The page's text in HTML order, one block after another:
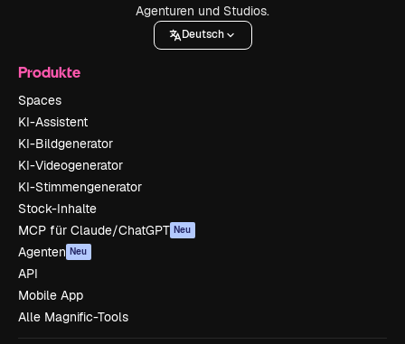
Agenturen und Studios.
Deutsch
Produkte
Spaces
KI-Assistent
KI-Bildgenerator
KI-Videogenerator
KI-Stimmengenerator
Stock-Inhalte
MCP für Claude/ChatGPT Neu
Agenten Neu
API
Mobile App
Alle Magnific-Tools